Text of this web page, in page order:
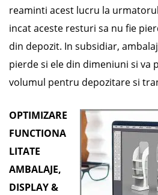
reaminti acest lucru la
incat aceste resturi sa nu fie
din depozit. In subsidiar,
pierde si ele din dimeniuni si va
volumul pentru depozitare si
OPTIMIZARE
FUNCTIONA
LITATE
AMBALAJE,
DISPLAY &